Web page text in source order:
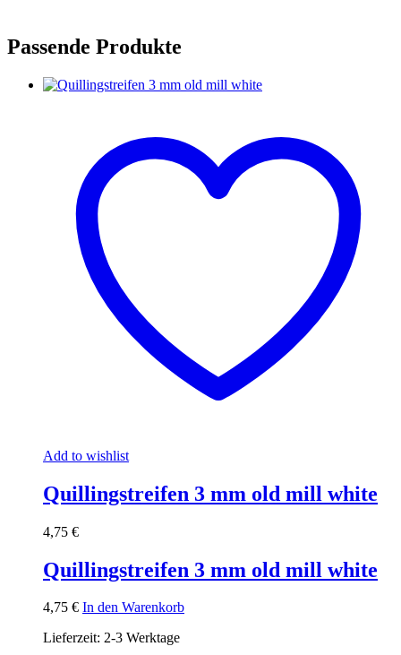
Passende Produkte
Add to wishlist
Quillingstreifen 3 mm old mill white
4,75 €
Quillingstreifen 3 mm old mill white
4,75 € In den Warenkorb
Lieferzeit: 2-3 Werktage